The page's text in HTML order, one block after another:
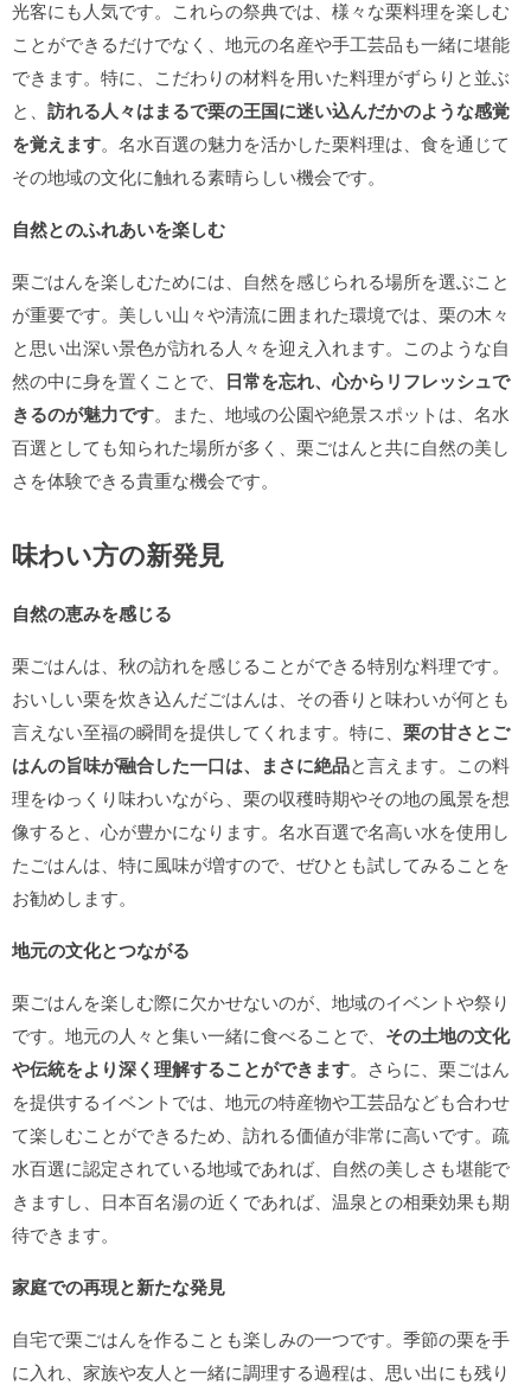
光客にも人気です。これらの祭典では、様々な栗料理を楽しむ
ことができるだけでなく、地元の名産や手工芸品も一緒に堪能
できます。特に、こだわりの材料を用いた料理がずらりと並ぶ
と、 訪れる人々はまるで栗の王国に迷い込んだかのような感覚
を覚えます。名水百選の魅力を活かした栗料理は、食を通じて
その地域の文化に触れる素晴らしい機会です。
自然とのふれあいを楽しむ
栗ごはんを楽しむためには、自然を感じられる場所を選ぶこと
が重要です。美しい山々や清流に囲まれた環境では、栗の木々
と思い出深い景色が訪れる人々を迎え入れます。このような自
然の中に身を置くことで、 日常を忘れ、心からリフレッシュで
きるのが魅力です。また、地域の公園や絶景スポットは、名水
百選としても知られた場所が多く、栗ごはんと共に自然の美し
さを体験できる貴重な機会です。
味わい方の新発見
自然の恵みを感じる
栗ごはんは、秋の訪れを感じることができる特別な料理です。
おいしい栗を炊き込んだごはんは、その香りと味わいが何とも
言えない至福の瞬間を提供してくれます。特に、 栗の甘さとご
はんの旨味が融合した一口は、まさに絶品と言えます。この料
理をゆっくり味わいながら、栗の収穫時期やその地の風景を想
像すると、心が豊かになります。名水百選で名高い水を使用し
たごはんは、特に風味が増すので、ぜひとも試してみることを
お勧めします。
地元の文化とつながる
栗ごはんを楽しむ際に欠かせないのが、地域のイベントや祭り
です。地元の人々と集い一緒に食べることで、 その土地の文化
や伝統をより深く理解することができます。さらに、栗ごはん
を提供するイベントでは、地元の特産物や工芸品なども合わせ
て楽しむことができるため、訪れる価値が非常に高いです。疏
水百選に認定されている地域であれば、自然の美しさも堪能で
きますし、日本百名湯の近くであれば、温泉との相乗効果も期
待できます。
家庭での再現と新たな発見
自宅で栗ごはんを作ることも楽しみの一つです。季節の栗を手
に入れ、家族や友人と一緒に調理する過程は、思い出にも残り